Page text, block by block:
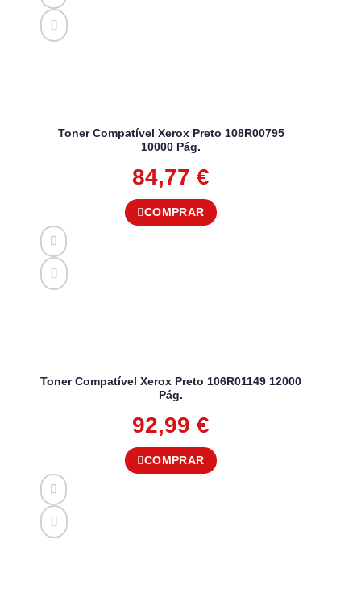
Toner Compatível Xerox Preto 108R00795
10000 Pág.
84,77 €
COMPRAR
Toner Compatível Xerox Preto 106R01149 12000
Pág.
92,99 €
COMPRAR